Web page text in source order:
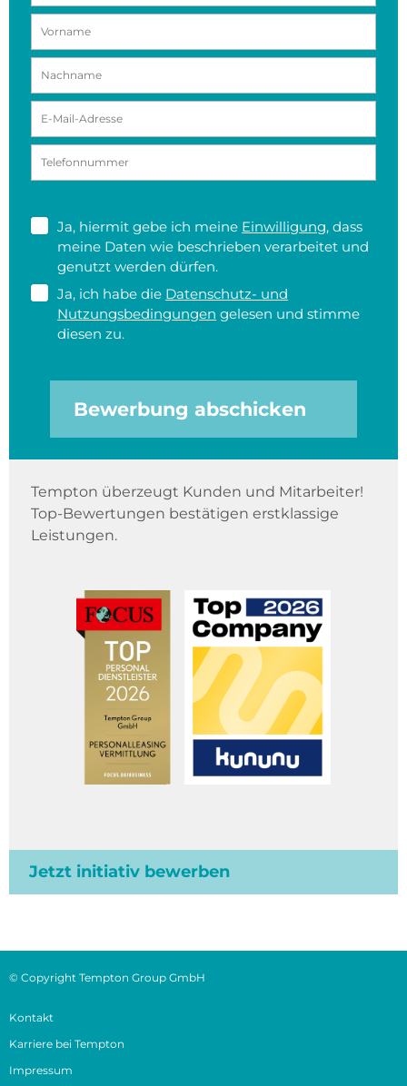
Ja, hiermit gebe ich meine Einwilligung, dass
meine Daten wie beschrieben verarbeitet und
genutzt werden dürfen.
Ja, ich habe die Datenschutz- und
Nutzungsbedingungen gelesen und stimme
diesen zu.
Bewerbung abschicken
Tempton überzeugt Kunden und Mitarbeiter!
Top-Bewertungen bestätigen erstklassige
Leistungen.
Jetzt initiativ bewerben
© Copyright Tempton Group GmbH
Kontakt
Karriere bei Tempton
Impressum